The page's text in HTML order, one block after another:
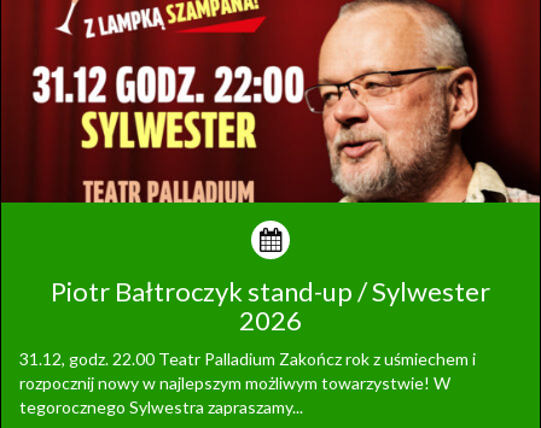
Piotr Bałtroczyk stand-up / Sylwester
2026
31.12, godz. 22.00 Teatr Palladium Zakończ rok z uśmiechem i
rozpocznij nowy w najlepszym możliwym towarzystwie! W
tegorocznego Sylwestra zapraszamy...